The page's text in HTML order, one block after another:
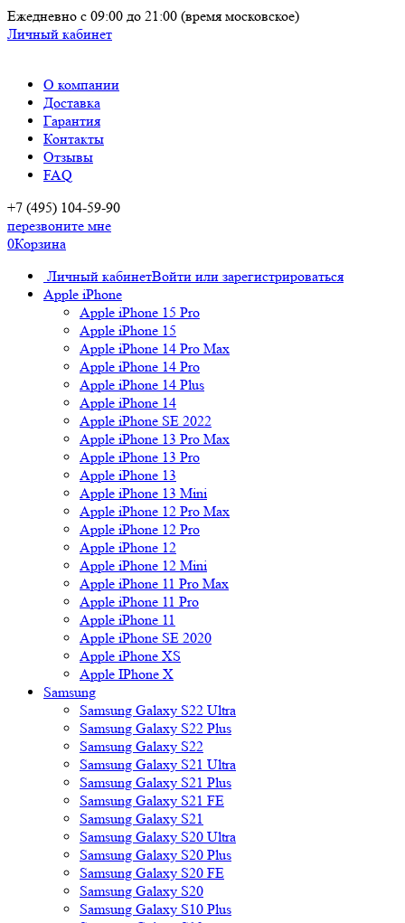
Ежедневно с 09:00 до 21:00 (время московское)
Личный кабинет
О компании
Доставка
Гарантия
Контакты
Отзывы
FAQ
+7 (495) 104-59-90
перезвоните мне
0Корзина
Личный кабинетВойти или зарегистрироваться
Apple iPhone
Apple iPhone 15 Pro
Apple iPhone 15
Apple iPhone 14 Pro Max
Apple iPhone 14 Pro
Apple iPhone 14 Plus
Apple iPhone 14
Apple iPhone SE 2022
Apple iPhone 13 Pro Max
Apple iPhone 13 Pro
Apple iPhone 13
Apple iPhone 13 Mini
Apple iPhone 12 Pro Max
Apple iPhone 12 Pro
Apple iPhone 12
Apple iPhone 12 Mini
Apple iPhone 11 Pro Max
Apple iPhone 11 Pro
Apple iPhone 11
Apple iPhone SE 2020
Apple iPhone XS
Apple IPhone X
Samsung
Samsung Galaxy S22 Ultra
Samsung Galaxy S22 Plus
Samsung Galaxy S22
Samsung Galaxy S21 Ultra
Samsung Galaxy S21 Plus
Samsung Galaxy S21 FE
Samsung Galaxy S21
Samsung Galaxy S20 Ultra
Samsung Galaxy S20 Plus
Samsung Galaxy S20 FE
Samsung Galaxy S20
Samsung Galaxy S10 Plus